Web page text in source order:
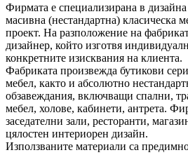
Фирмата е специализирана в дизайна
масивна (нестандартна) класическа
проект. На разположение на
дизайнер, който изготвя
конкретните изисквания на клиента.
Фабриката произвежда бутикови
мебел, както и абсолютно
обзавеждания, включващи спални,
мебел, холове, кабинети, антрета.
заседателни зали, ресторанти,
цялостен интериорен дизайн.
Използваните материали са